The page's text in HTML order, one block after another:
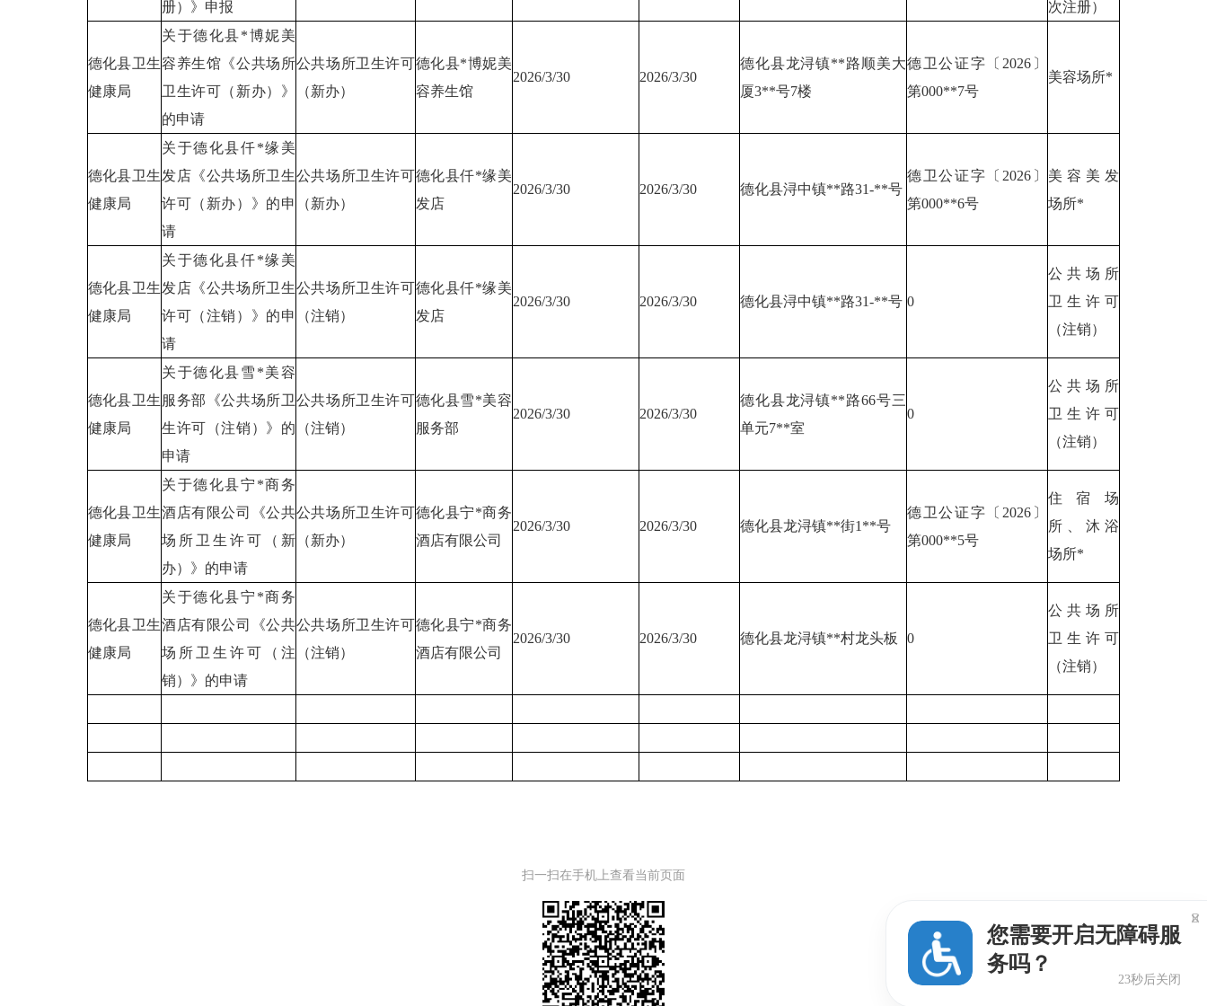
册）》申报
次注册）
德化县卫生
健康局
关于德化县*博妮美
容养生馆《公共场所
卫生许可（新办）》
的申请
公共场所卫生许可
（新办）
德化县*博妮美
容养生馆
2026/3/30 2026/3/30
德化县龙浔镇**路顺美大
厦3**号7楼
德卫公证字〔2026〕
第000**7号
美容场所*
德化县卫生
健康局
关于德化县仟*缘美
发店《公共场所卫生
许可（新办）》的申
请
公共场所卫生许可
（新办）
德化县仟*缘美
发店
2026/3/30 2026/3/30 德化县浔中镇**路31-**号
德卫公证字〔2026〕
第000**6号
美容美发
场所*
德化县卫生
健康局
关于德化县仟*缘美
发店《公共场所卫生
许可（注销）》的申
请
公共场所卫生许可
（注销）
德化县仟*缘美
发店
2026/3/30 2026/3/30 德化县浔中镇**路31-**号 0
公共场所
卫生许可
（注销）
德化县卫生
健康局
关于德化县雪*美容
服务部《公共场所卫
生许可（注销）》的
申请
公共场所卫生许可
（注销）
德化县雪*美容
服务部
2026/3/30 2026/3/30
德化县龙浔镇**路66号三
单元7**室
0
公共场所
卫生许可
（注销）
德化县卫生
健康局
关于德化县宁*商务
酒店有限公司《公共
场所卫生许可（新
办）》的申请
公共场所卫生许可
（新办）
德化县宁*商务
酒店有限公司
2026/3/30 2026/3/30 德化县龙浔镇**街1**号
德卫公证字〔2026〕
第000**5号
住宿场
所、沐浴
场所*
德化县卫生
健康局
关于德化县宁*商务
酒店有限公司《公共
场所卫生许可（注
销）》的申请
公共场所卫生许可
（注销）
德化县宁*商务
酒店有限公司
2026/3/30 2026/3/30 德化县龙浔镇**村龙头板 0
公共场所
卫生许可
（注销）
扫一扫在手机上查看当前页面
您需要开启无障碍服
务吗？
22秒后关闭
